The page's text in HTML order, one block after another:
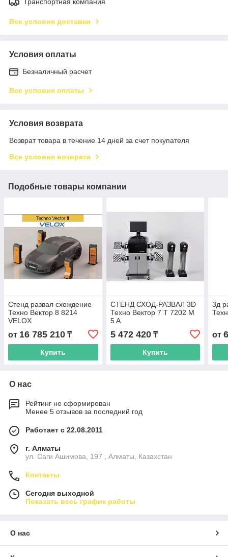
Все условия доставки
Условия оплаты
Безналичный расчет
Все условия оплаты
Условия возврата
Возврат товара в течение 14 дней за счет покупателя
Все условия возврата
Подобные товары компании
Стенд развал схождение
Техно Вектор 8 8214
VELOX
от 16 785 210 ₸
Купить
СТЕНД СХОД-РАЗВАЛ 3D
Техно Вектор 7 T 7202 M
5 A
5 472 420₸
Купить
3д
от
О нас
Рейтинг не сформирован
Менее 5 отзывов за последний год
Работает с 22.08.2011
г. Алматы
ул. Саги Ашимова, 197 , Алматы, Казахстан
Контакты
Сегодня выходной
Показать весь график работы
О нас